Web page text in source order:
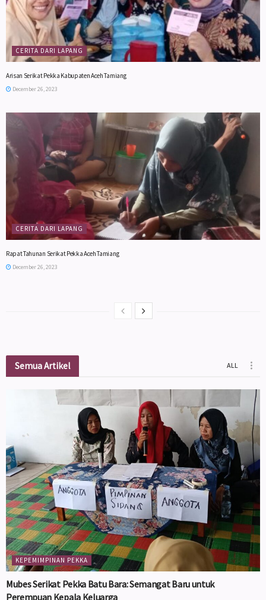
CERITA DARI LAPANG
Arisan Serikat Pekka Kabupaten Aceh Tamiang
December 26, 2023
CERITA DARI LAPANG
Rapat Tahunan Serikat Pekka Aceh Tamiang
December 26, 2023
Semua Artikel ALL
KEPEMIMPINAN PEKKA
Mubes Serikat Pekka Batu Bara: Semangat Baru untuk
Perempuan Kepala Keluarga